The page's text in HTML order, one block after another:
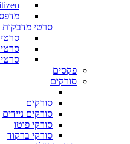
סרטי מדבקות
פקסים
סורקים
סורקים
סורקים ניידים
סורקי פוטו
סורקי ברקוד